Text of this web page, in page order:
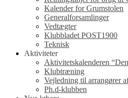
Kalender for Grumstolen
Generalforsamlinger
Vedtægter
Klubbladet POST1900
Teknisk
Aktiviteter
Aktivitetskalenderen
Klubtræning
Vejledning til arrangører
Ph.d-klubben